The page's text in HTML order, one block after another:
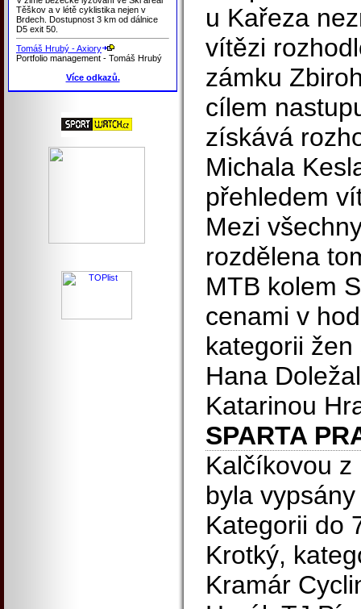
Těškov a v létě cyklistika nejen v
Brdech. Dostupnost 3 km od dálnice
D5 exit 50.
Tomáš Hrubý - Axiory
Portfolio management - Tomáš Hrubý
Více odkazů.
u Kařeza
vítězi
zámku
cílem
získává
Michala
přehledem
Mezi
rozdělena
MTB kolem
cenami v
kategorii
Hana
Katarinou
SPARTA
Kalčíkovou z
byla
Kategorii do
Krotký,
Kramár